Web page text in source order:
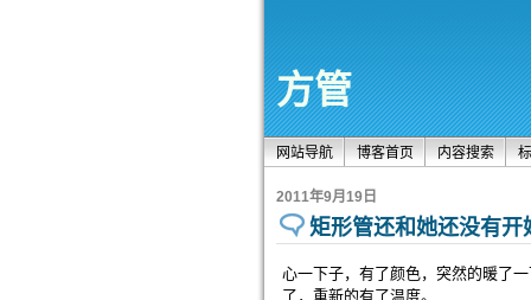
方管
网站导航 博客首页 内容搜索
2011年9月19日
矩形管还和她还没有开
心一下子，有了颜色，突然的暖了
了，重新的有了温度。